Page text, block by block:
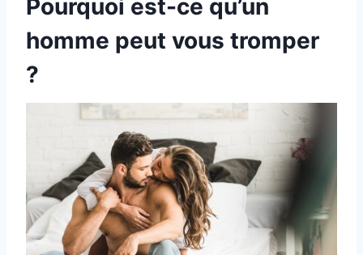
Pourquoi est-ce qu’un
homme peut vous tromper
?